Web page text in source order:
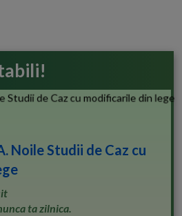
Noile Studii de Caz cu
ta zilnica.